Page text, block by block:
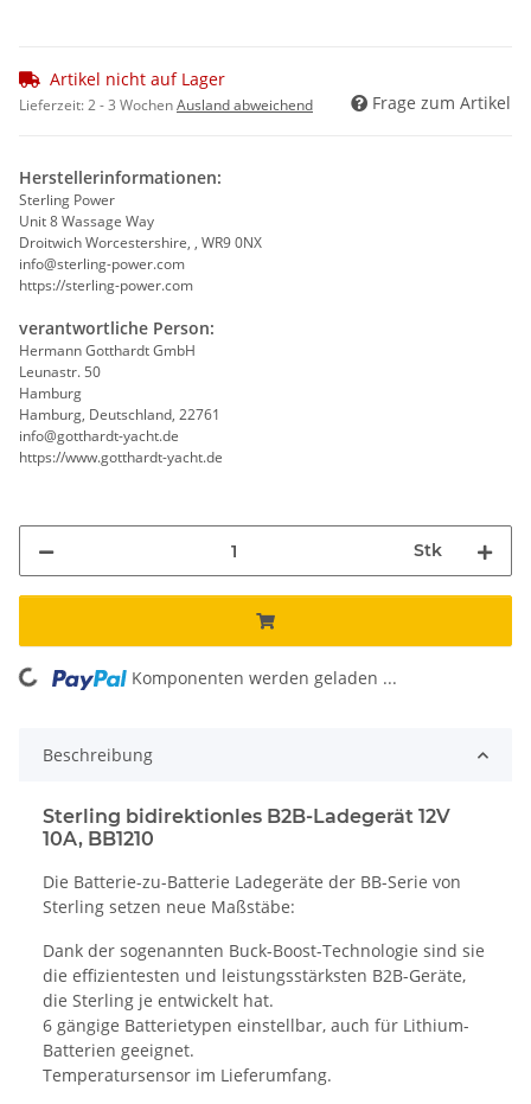
Artikel nicht auf Lager
Lieferzeit:2 - 3 WochenAusland abweichend Frage zum Artikel
Herstellerinformationen:
Sterling Power
Unit 8 Wassage Way
Droitwich Worcestershire, , WR9 0NX
info@sterling-power.com
https://sterling-power.com
verantwortliche Person:
Hermann Gotthardt GmbH
Leunastr. 50
Hamburg
Hamburg, Deutschland, 22761
info@gotthardt-yacht.de
https://www.gotthardt-yacht.de
Stk
Komponenten werden geladen ...
Beschreibung
Sterling bidirektionles B2B-Ladegerät 12V
10A, BB1210
Die Batterie-zu-Batterie Ladegeräte der BB-Serie von
Sterling setzen neue Maßstäbe:
Dank der sogenannten Buck-Boost-Technologie sind sie
die effizientesten und leistungsstärksten B2B-Geräte,
die Sterling je entwickelt hat.
6 gängige Batterietypen einstellbar, auch für Lithium-
Batterien geeignet.
Temperatursensor im Lieferumfang.